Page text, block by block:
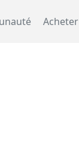
Acheter